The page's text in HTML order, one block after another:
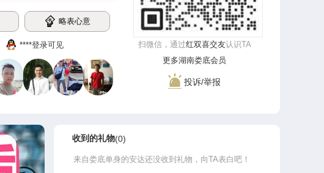
略表心意
‌****‌登录可见 扫微信，通过红双喜交友认识TA
更多湖南娄底会员
投诉/举报
收到的礼物(0)
来自娄底单身的安达还没收到礼物，向TA表白吧！